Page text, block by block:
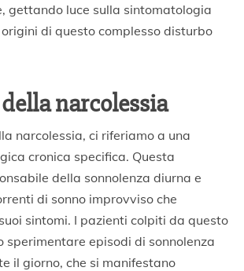
gettando luce sulla sintomatologia
di questo complesso disturbo
della narcolessia
narcolessia, ci riferiamo a una
cronica specifica. Questa
della sonnolenza diurna e
di sonno improvviso che
sintomi. I pazienti colpiti da questo
sperimentare episodi di sonnolenza
il giorno, che si manifestano